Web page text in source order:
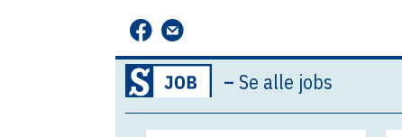
– Se alle jobs